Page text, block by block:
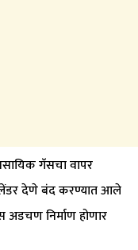
गॅसचा वापर
देणे बंद करण्यात आले
निर्माण होणार